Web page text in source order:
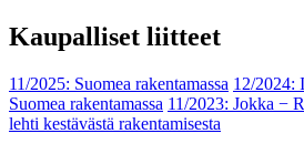
Kaupalliset liitteet
11/2025: Suomea rakentamassa 12/2024:
Suomea rakentamassa 11/2023: Jokka −
lehti kestävästä rakentamisesta